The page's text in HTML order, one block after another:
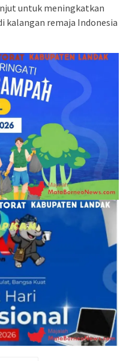
untuk meningkatkan
kalangan remaja Indonesia